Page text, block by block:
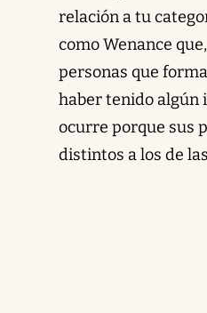
relación a tu
como Wenance
personas que
haber tenido algún
ocurre porque sus
distintos a los de